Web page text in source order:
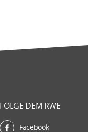
FOLGE DEM RWE
Facebook